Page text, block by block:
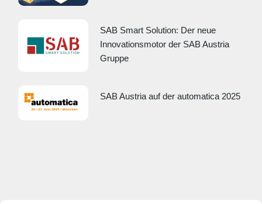
SAB Smart Solution: Der neue
Innovationsmotor der SAB Austria
Gruppe
SAB Austria auf der automatica 2025